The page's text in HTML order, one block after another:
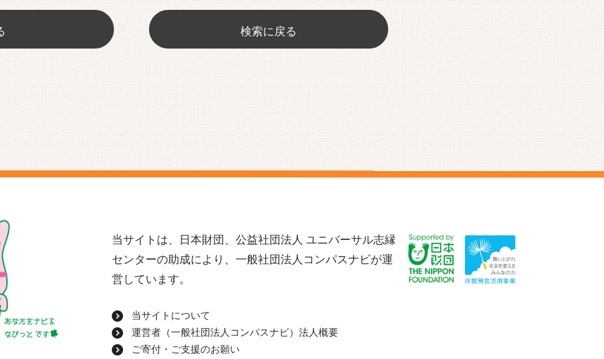
検索に戻る
当サイトは、日本財団、公益社団法人 ユニバーサル志縁
センターの助成により、一般社団法人コンパスナビが運
営しています。
当サイトについて
運営者（一般社団法人コンパスナビ）法人概要
ご寄付・ご支援のお願い